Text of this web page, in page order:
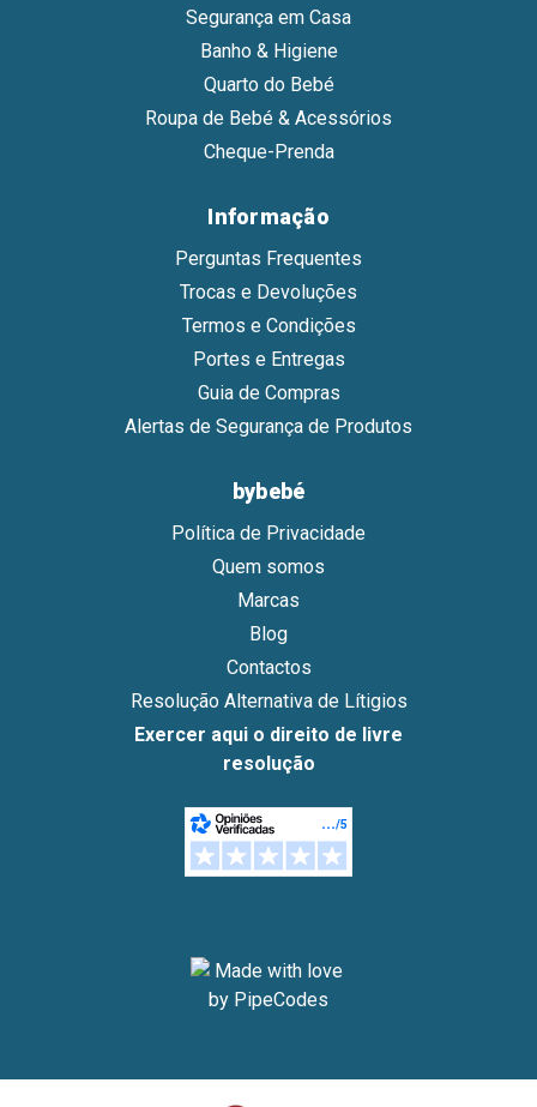
Segurança em Casa
Banho & Higiene
Quarto do Bebé
Roupa de Bebé & Acessórios
Cheque-Prenda
Informação
Perguntas Frequentes
Trocas e Devoluções
Termos e Condições
Portes e Entregas
Guia de Compras
Alertas de Segurança de Produtos
bybebé
Política de Privacidade
Quem somos
Marcas
Blog
Contactos
Resolução Alternativa de Lítigios
Exercer aqui o direito de livre
resolução